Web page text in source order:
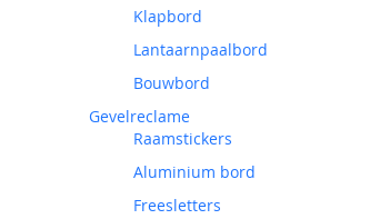
Klapbord
Lantaarnpaalbord
Bouwbord
Gevelreclame
Raamstickers
Aluminium bord
Freesletters